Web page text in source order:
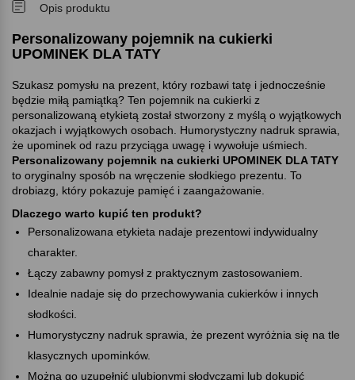
Opis produktu
Personalizowany pojemnik na cukierki
UPOMINEK DLA TATY
Szukasz pomysłu na prezent, który rozbawi tatę i jednocześnie
będzie miłą pamiątką? Ten pojemnik na cukierki z
personalizowaną etykietą został stworzony z myślą o wyjątkowych
okazjach i wyjątkowych osobach. Humorystyczny nadruk sprawia,
że upominek od razu przyciąga uwagę i wywołuje uśmiech.
Personalizowany pojemnik na cukierki UPOMINEK DLA TATY
to oryginalny sposób na wręczenie słodkiego prezentu. To
drobiazg, który pokazuje pamięć i zaangażowanie.
Dlaczego warto kupić ten produkt
Personalizowana etykieta nadaje prezentowi indywidualny
charakter.
Łączy zabawny pomysł z praktycznym zastosowaniem.
Idealnie nadaje się do przechowywania cukierków i innych
słodkości.
Humorystyczny nadruk sprawia, że prezent wyróżnia się na tle
klasycznych upominków.
Można go uzupełnić ulubionymi słodyczami lub dokupić